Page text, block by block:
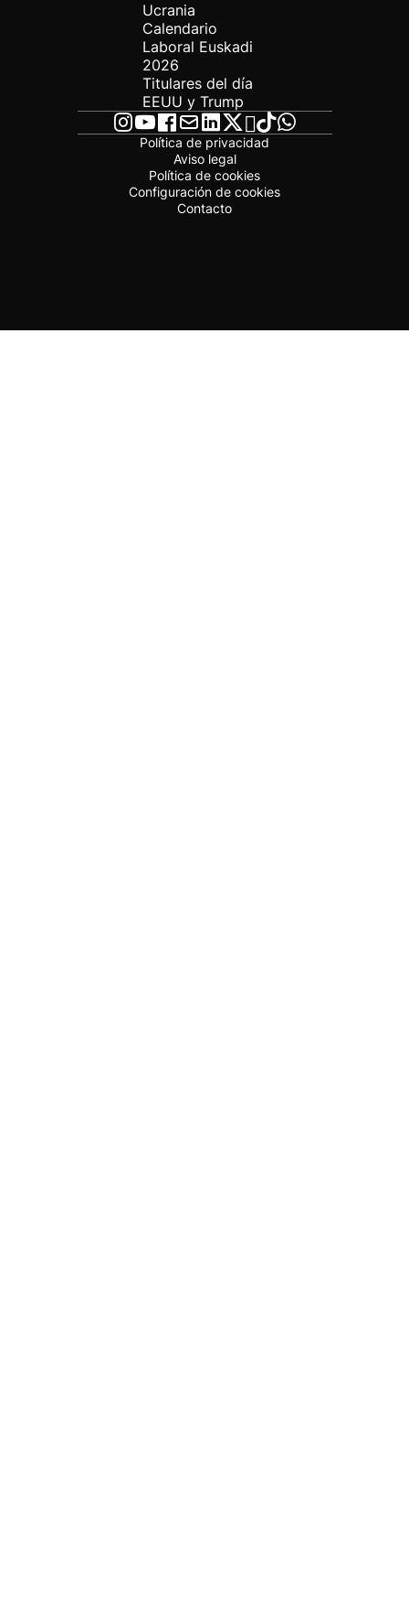
Ucrania
Calendario
Laboral Euskadi
2026
Titulares del día
EEUU y Trump
Política de privacidad
Aviso legal
Política de cookies
Configuración de cookies
Contacto